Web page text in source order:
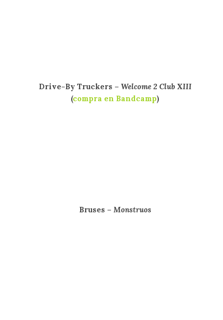
Drive-By Truckers – Welcome 2 Club XIII
(compra en Bandcamp)
Bruses – Monstruos